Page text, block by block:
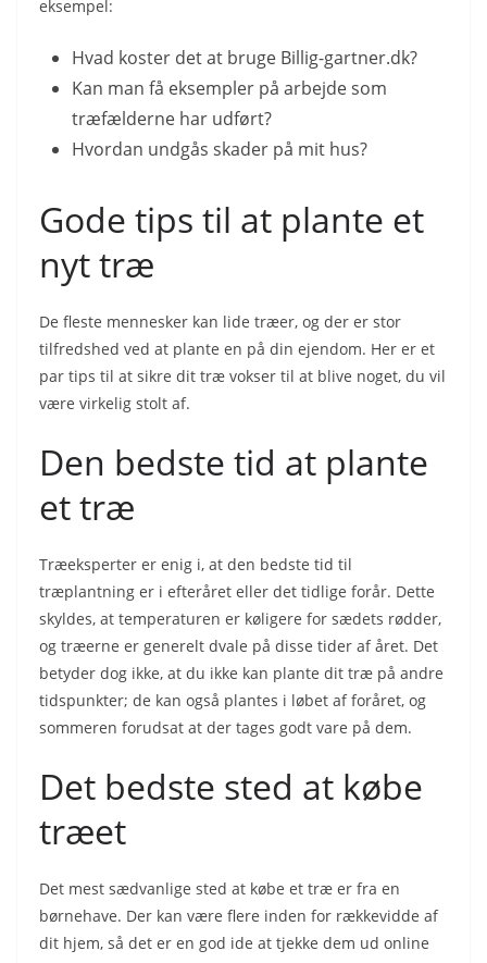
eksempel:
Hvad koster det at bruge Billig-gartner.dk?
Kan man få eksempler på arbejde som
træfælderne har udført?
Hvordan undgås skader på mit hus?
Gode tips til at plante et
nyt træ
De fleste mennesker kan lide træer, og der er stor
tilfredshed ved at plante en på din ejendom. Her er et
par tips til at sikre dit træ vokser til at blive noget, du vil
være virkelig stolt af.
Den bedste tid at plante
et træ
Træeksperter er enig i, at den bedste tid til
træplantning er i efteråret eller det tidlige forår. Dette
skyldes, at temperaturen er køligere for sædets rødder,
og træerne er generelt dvale på disse tider af året. Det
betyder dog ikke, at du ikke kan plante dit træ på andre
tidspunkter; de kan også plantes i løbet af foråret, og
sommeren forudsat at der tages godt vare på dem.
Det bedste sted at købe
træet
Det mest sædvanlige sted at købe et træ er fra en
børnehave. Der kan være flere inden for rækkevidde af
dit hjem, så det er en god ide at tjekke dem ud online